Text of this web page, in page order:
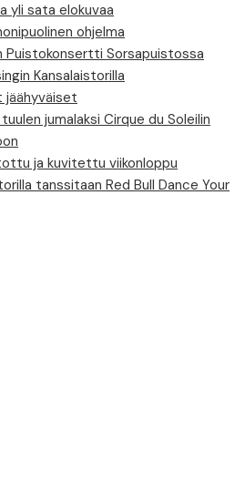
yli sata elokuvaa
ohjelma
Puistokonsertti Sorsapuistossa
Kansalaistorilla
jäähyväiset
jumalaksi Cirque du Soleilin
ja kuvitettu viikonloppu
tanssitaan Red Bull Dance Your